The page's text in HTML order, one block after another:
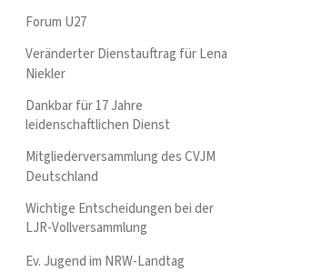
Forum U27
Veränderter Dienstauftrag für Lena
Niekler
Dankbar für 17 Jahre
leidenschaftlichen Dienst
Mitgliederversammlung des CVJM
Deutschland
Wichtige Entscheidungen bei der
LJR-Vollversammlung
Ev. Jugend im NRW-Landtag